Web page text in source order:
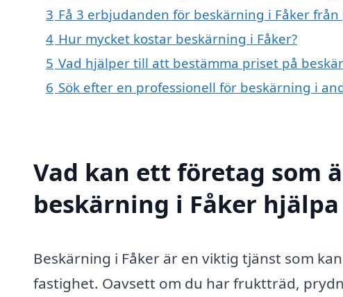
3 Få 3 erbjudanden för beskärning i Fåker
4 Hur mycket kostar beskärning i Fåker?
5 Vad hjälper till att bestämma priset på
6 Sök efter en professionell för beskärning i
Vad kan ett företag som
beskärning i Fåker
Beskärning i Fåker är en viktig tjänst som
fastighet. Oavsett om du har fruktträd,